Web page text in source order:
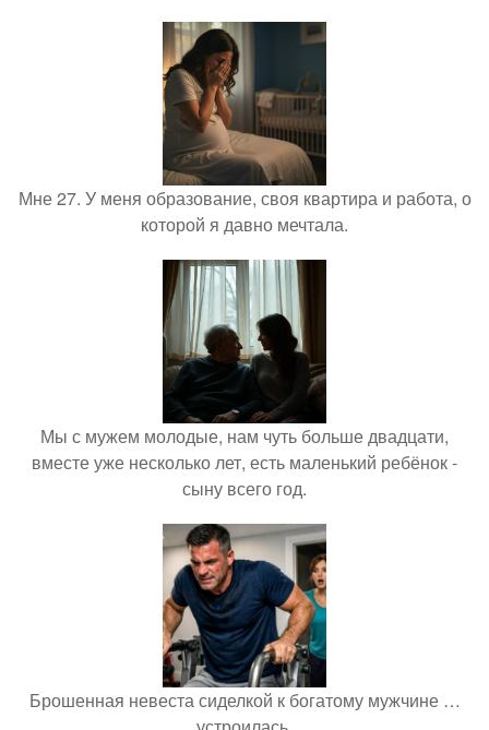
Мне 27. У меня образование, своя квартира и работа, о
которой я давно мечтала.
Мы с мужем молодые, нам чуть больше двадцати,
вместе уже несколько лет, есть маленький ребёнок -
сыну всего год.
Брошенная невеста сиделкой к богатому мужчине …